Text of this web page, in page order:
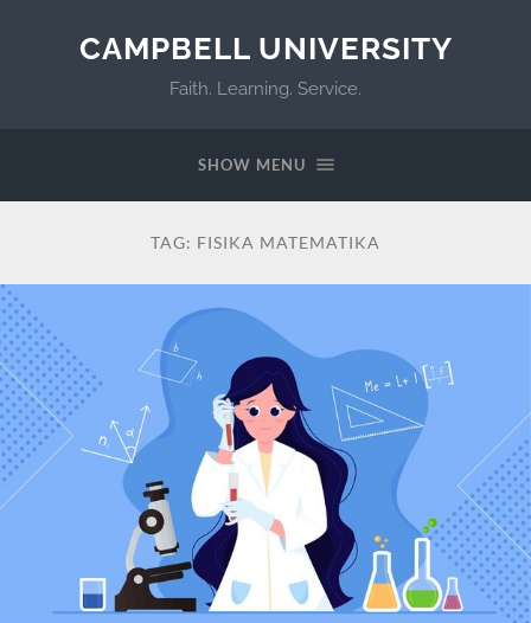
CAMPBELL UNIVERSITY
Faith. Learning. Service.
SHOW MENU
TAG: FISIKA MATEMATIKA